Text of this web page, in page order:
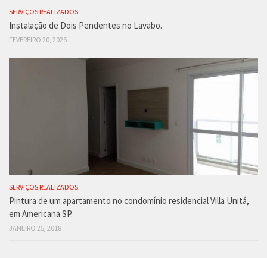
SERVIÇOS REALIZADOS
Instalação de Dois Pendentes no Lavabo.
FEVEREIRO 20, 2026
SERVIÇOS REALIZADOS
Pintura de um apartamento no condomínio residencial Villa Unitá,
em Americana SP.
JANEIRO 25, 2018